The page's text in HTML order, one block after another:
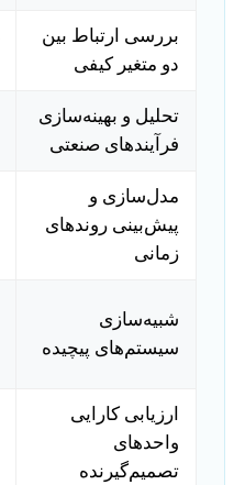
بررسی ارتباط بین
دو متغیر کیفی
تحلیل و بهینه‌سازی
فرآیندهای صنعتی
مدل‌سازی و
پیش‌بینی روندهای
زمانی
شبیه‌سازی
سیستم‌های پیچیده
ارزیابی کارایی
واحدهای
تصمیم‌گیرنده